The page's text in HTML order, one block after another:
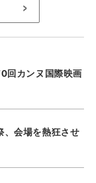
>
回カンヌ国際映画
、会場を熱狂させ